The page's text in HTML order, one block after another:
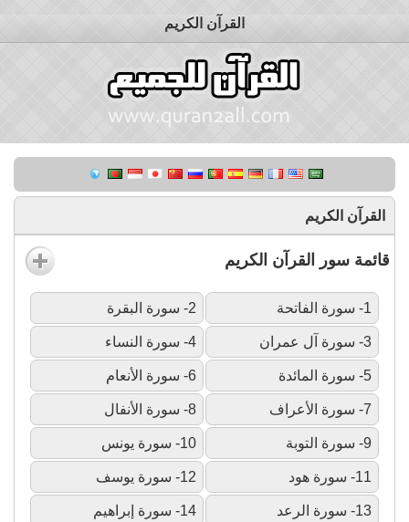
القرآن الكريم
القرآن الكريم
قائمة سور القرآن الكريم
1- سورة الفاتحة 2- سورة البقرة
3- سورة آل عمران 4- سورة النساء
5- سورة المائدة 6- سورة الأنعام
7- سورة الأعراف 8- سورة الأنفال
9- سورة التوبة 10- سورة يونس
11- سورة هود 12- سورة يوسف
13- سورة الرعد 14- سورة إبراهيم